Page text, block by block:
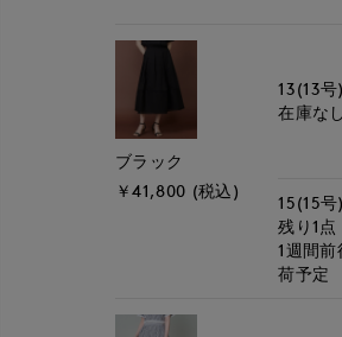
ブラック
￥41,800 (税込)
13(13号)
在庫なし
15(15号)
残り1点
1週間前
荷予定